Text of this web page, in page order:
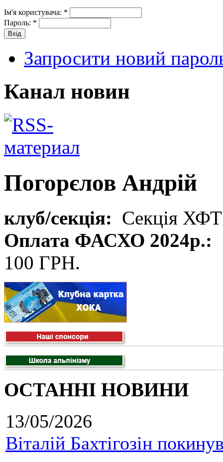
Ім'я користувача: *
Пароль: *
Запросити новий
Канал новин
Погорєлов Андрій
клуб/секція: Секція
Оплата ФАСХО 2024р.:
100 ГРН.
ОСТАННІ НОВИНИ
13/05/2026
Віталій Бахтігозін